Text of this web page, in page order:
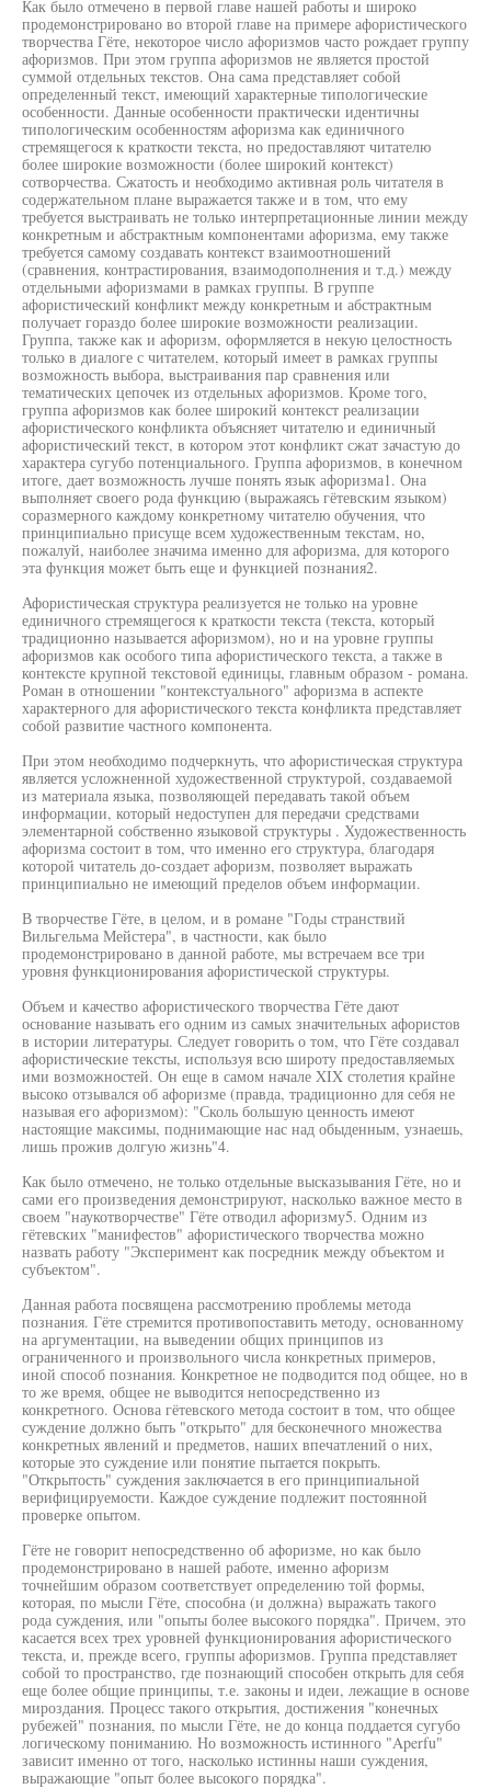
Как было отмечено в первой главе нашей работы и широко
продемонстрировано во второй главе на примере афористического
творчества Гёте, некоторое число афоризмов часто рождает группу
афоризмов. При этом группа афоризмов не является простой
суммой отдельных текстов. Она сама представляет собой
определенный текст, имеющий характерные типологические
особенности. Данные особенности практически идентичны
типологическим особенностям афоризма как единичного
стремящегося к краткости текста, но предоставляют читателю
более широкие возможности (более широкий контекст)
сотворчества. Сжатость и необходимо активная роль читателя в
содержательном плане выражается также и в том, что ему
требуется выстраивать не только интерпретационные линии между
конкретным и абстрактным компонентами афоризма, ему также
требуется самому создавать контекст взаимоотношений
(сравнения, контрастирования, взаимодополнения и т.д.) между
отдельными афоризмами в рамках группы. В группе
афористический конфликт между конкретным и абстрактным
получает гораздо более широкие возможности реализации.
Группа, также как и афоризм, оформляется в некую целостность
только в диалоге с читателем, который имеет в рамках группы
возможность выбора, выстраивания пар сравнения или
тематических цепочек из отдельных афоризмов. Кроме того,
группа афоризмов как более широкий контекст реализации
афористического конфликта объясняет читателю и единичный
афористический текст, в котором этот конфликт сжат зачастую до
характера сугубо потенциального. Группа афоризмов, в конечном
итоге, дает возможность лучше понять язык афоризма1. Она
выполняет своего рода функцию (выражаясь гётевским языком)
соразмерного каждому конкретному читателю обучения, что
принципиально присуще всем художественным текстам, но,
пожалуй, наиболее значима именно для афоризма, для которого
эта функция может быть еще и функцией познания2.
Афористическая структура реализуется не только на уровне
единичного стремящегося к краткости текста (текста, который
традиционно называется афоризмом), но и на уровне группы
афоризмов как особого типа афористического текста, а также в
контексте крупной текстовой единицы, главным образом - романа.
Роман в отношении "контекстуального" афоризма в аспекте
характерного для афористического текста конфликта представляет
собой развитие частного компонента.
При этом необходимо подчеркнуть, что афористическая структура
является усложненной художественной структурой, создаваемой
из материала языка, позволяющей передавать такой объем
информации, который недоступен для передачи средствами
элементарной собственно языковой структуры . Художественность
афоризма состоит в том, что именно его структура, благодаря
которой читатель до-создает афоризм, позволяет выражать
принципиально не имеющий пределов объем информации.
В творчестве Гёте, в целом, и в романе "Годы странствий
Вильгельма Мейстера", в частности, как было
продемонстрировано в данной работе, мы встречаем все три
уровня функционирования афористической структуры.
Объем и качество афористического творчества Гёте дают
основание называть его одним из самых значительных афористов
в истории литературы. Следует говорить о том, что Гёте создавал
афористические тексты, используя всю широту предоставляемых
ими возможностей. Он еще в самом начале XIX столетия крайне
высоко отзывался об афоризме (правда, традиционно для себя не
называя его афоризмом): "Сколь большую ценность имеют
настоящие максимы, поднимающие нас над обыденным, узнаешь,
лишь прожив долгую жизнь"4.
Как было отмечено, не только отдельные высказывания Гёте, но и
сами его произведения демонстрируют, насколько важное место в
своем "наукотворчестве" Гёте отводил афоризму5. Одним из
гётевских "манифестов" афористического творчества можно
назвать работу "Эксперимент как посредник между объектом и
субъектом".
Данная работа посвящена рассмотрению проблемы метода
познания. Гёте стремится противопоставить методу, основанному
на аргументации, на выведении общих принципов из
ограниченного и произвольного числа конкретных примеров,
иной способ познания. Конкретное не подводится под общее, но в
то же время, общее не выводится непосредственно из
конкретного. Основа гётевского метода состоит в том, что общее
суждение должно быть "открыто" для бесконечного множества
конкретных явлений и предметов, наших впечатлений о них,
которые это суждение или понятие пытается покрыть.
"Открытость" суждения заключается в его принципиальной
верифицируемости. Каждое суждение подлежит постоянной
проверке опытом.
Гёте не говорит непосредственно об афоризме, но как было
продемонстрировано в нашей работе, именно афоризм
точнейшим образом соответствует определению той формы,
которая, по мысли Гёте, способна (и должна) выражать такого
рода суждения, или "опыты более высокого порядка". Причем, это
касается всех трех уровней функционирования афористического
текста, и, прежде всего, группы афоризмов. Группа представляет
собой то пространство, где познающий способен открыть для себя
еще более общие принципы, т.е. законы и идеи, лежащие в основе
мироздания. Процесс такого открытия, достижения "конечных
рубежей" познания, по мысли Гёте, не до конца поддается сугубо
логическому пониманию. Но возможность истинного "Aperfu"
зависит именно от того, насколько истинны наши суждения,
выражающие "опыт более высокого порядка".